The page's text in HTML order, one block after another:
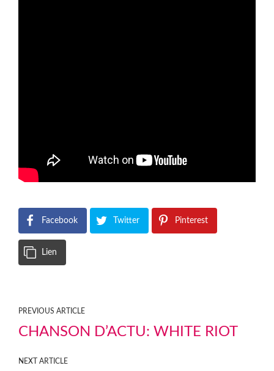
Facebook Twitter Pinterest
Lien
PREVIOUS ARTICLE
CHANSON D’ACTU: WHITE RIOT
NEXT ARTICLE